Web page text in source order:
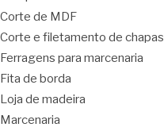
Corte de MDF
Corte e filetamento de chapas
Ferragens para marcenaria
Fita de borda
Loja de madeira
Marcenaria